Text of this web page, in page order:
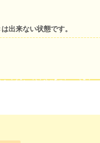
出来ない状態です。